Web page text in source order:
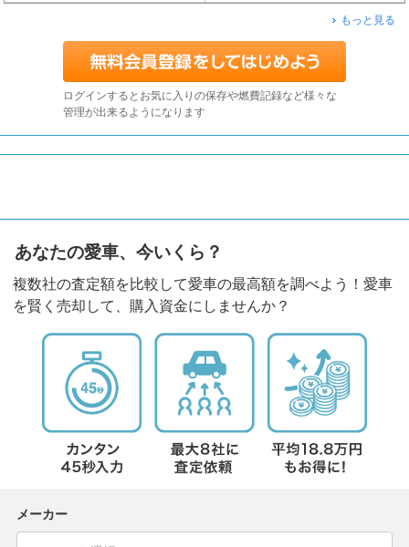
もっと見る
ログインするとお気に入りの保存や燃費記録など様々な
管理が出来るようになります
あなたの愛車、今いくら？
複数社の査定額を比較して愛車の最高額を調べよう！愛車
を賢く売却して、購入資金にしませんか？
メーカー